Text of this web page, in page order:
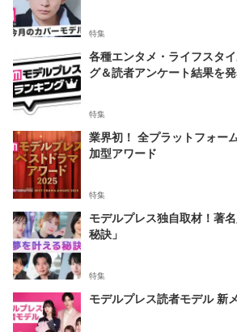
特集
各種エンタメ・ライフスタ
グ＆読者アンケート結果を
特集
業界初！ 全プラットフォー
加型アワード
特集
モデルプレス独自取材！著
秘訣」
特集
モデルプレス読者モデル 新